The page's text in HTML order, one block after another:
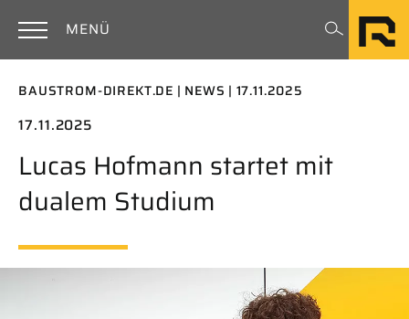
MENÜ
BAUSTROM-DIREKT.DE NEWS 17.11.2025
17.11.2025
Lucas Hofmann startet mit
dualem Studium